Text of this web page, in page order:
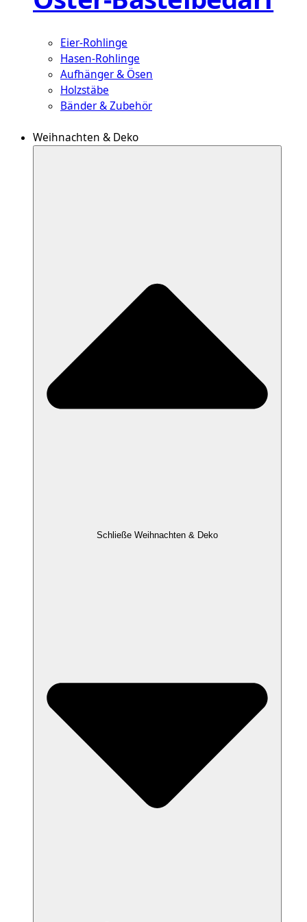
Eier-Rohlinge
Hasen-Rohlinge
Aufhänger & Ösen
Holzstäbe
Bänder & Zubehör
Weihnachten & Deko
Schließe Weihnachten & Deko